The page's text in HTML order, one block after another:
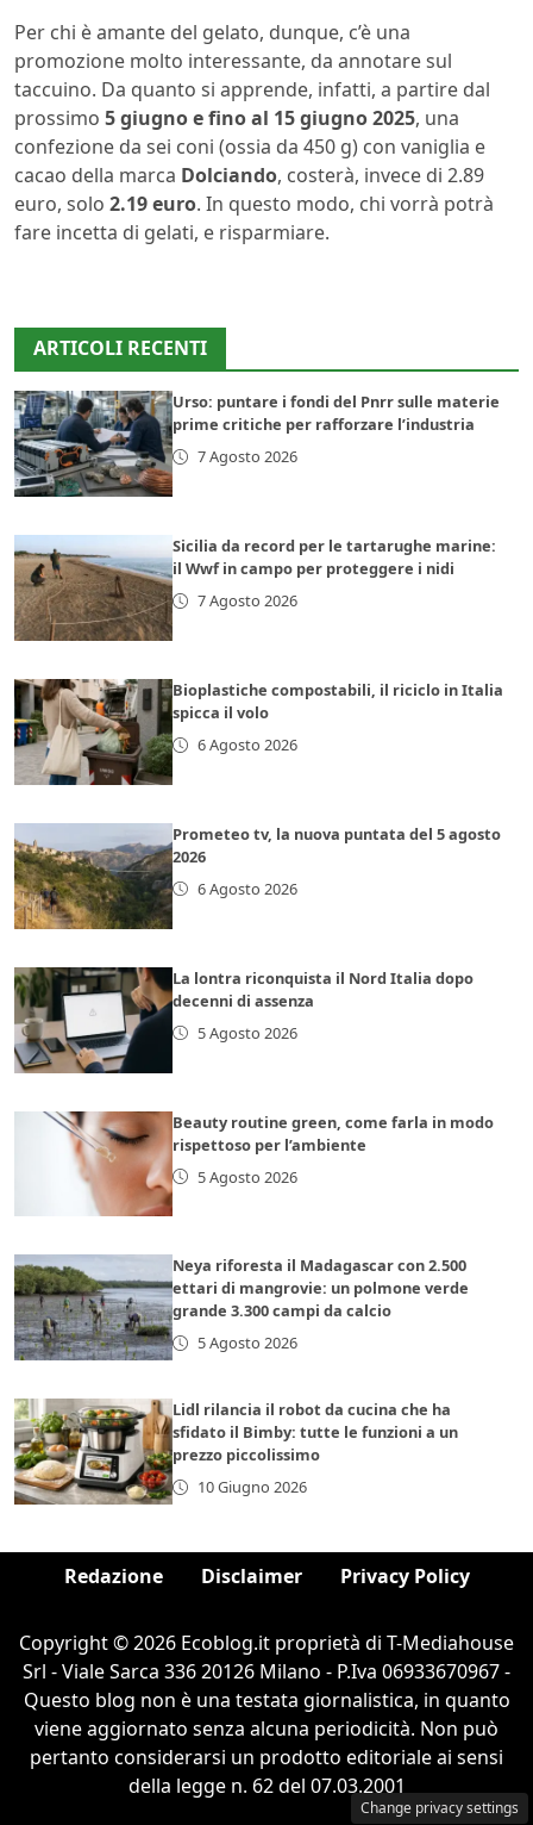
Per chi è amante del gelato, dunque, c’è una
promozione molto interessante, da annotare sul
taccuino. Da quanto si apprende, infatti, a partire dal
prossimo 5 giugno e fino al 15 giugno 2025, una
confezione da sei coni (ossia da 450 g) con vaniglia e
cacao della marca Dolciando, costerà, invece di 2.89
euro, solo 2.19 euro. In questo modo, chi vorrà potrà
fare incetta di gelati, e risparmiare.
ARTICOLI RECENTI
Urso: puntare i fondi del Pnrr sulle materie
prime critiche per rafforzare l’industria
7 Agosto 2026
Sicilia da record per le tartarughe marine:
il Wwf in campo per proteggere i nidi
7 Agosto 2026
Bioplastiche compostabili, il riciclo in Italia
spicca il volo
6 Agosto 2026
Prometeo tv, la nuova puntata del 5 agosto
2026
6 Agosto 2026
La lontra riconquista il Nord Italia dopo
decenni di assenza
5 Agosto 2026
Beauty routine green, come farla in modo
rispettoso per l’ambiente
5 Agosto 2026
Neya riforesta il Madagascar con 2.500
ettari di mangrovie: un polmone verde
grande 3.300 campi da calcio
5 Agosto 2026
Lidl rilancia il robot da cucina che ha
sfidato il Bimby: tutte le funzioni a un
prezzo piccolissimo
10 Giugno 2026
Redazione Disclaimer Privacy Policy
Copyright © 2026 Ecoblog.it proprietà di T-Mediahouse
Srl - Viale Sarca 336 20126 Milano - P.Iva 06933670967 -
Questo blog non è una testata giornalistica, in quanto
viene aggiornato senza alcuna periodicità. Non può
pertanto considerarsi un prodotto editoriale ai sensi
della legge n. 62 del 07.03.2001
Change privacy settings